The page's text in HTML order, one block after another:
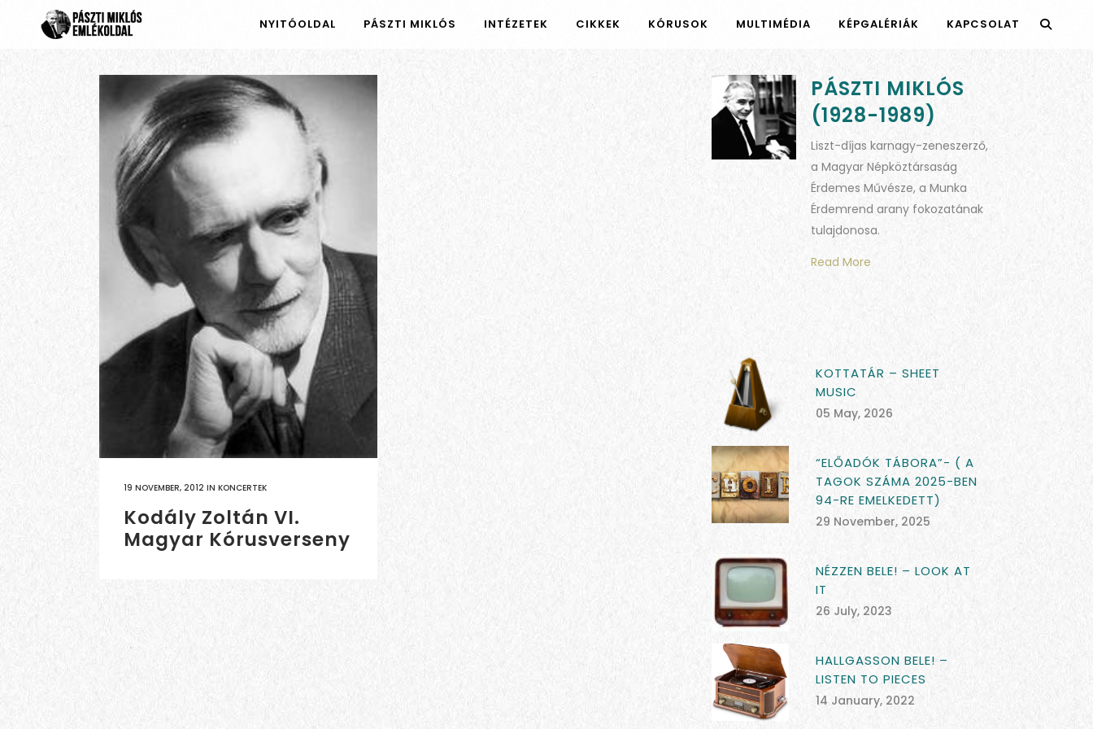
NYITÓOLDAL PÁSZTI MIKLÓS INTÉZETEK CIKKEK KÓRUSOK MULTIMÉDIA KÉPGALÉRIÁK KAPCSOLAT
19 NOVEMBER, 2012 IN KONCERTEK
Kodály Zoltán VI.
Magyar Kórusverseny
PÁSZTI MIKLÓS
(1928-1989)
Liszt-díjas karnagy-zeneszerző,
a Magyar Népköztársaság
Érdemes Művésze, a Munka
Érdemrend arany fokozatának
tulajdonosa.
Read More
KOTTATÁR – SHEET
MUSIC
05 May, 2026
“ELŐADÓK TÁBORA”- ( A
TAGOK SZÁMA 2025-BEN
94-RE EMELKEDETT)
29 November, 2025
NÉZZEN BELE! – LOOK AT
IT
26 July, 2023
HALLGASSON BELE! –
LISTEN TO PIECES
14 January, 2022